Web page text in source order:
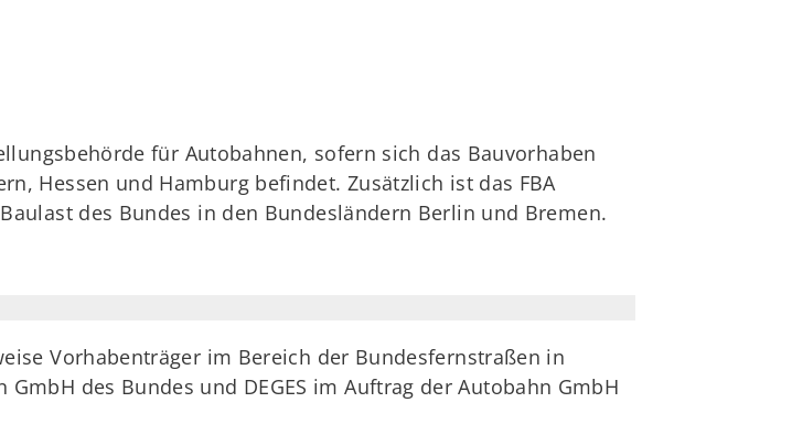
für Autobahnen, sofern sich das Bauvorhaben
Hessen und Hamburg befindet. Zusätzlich ist das FBA
des Bundes in den Bundesländern Berlin und Bremen.
Vorhabenträger im Bereich der Bundesfernstraßen in
des Bundes und DEGES im Auftrag der Autobahn GmbH